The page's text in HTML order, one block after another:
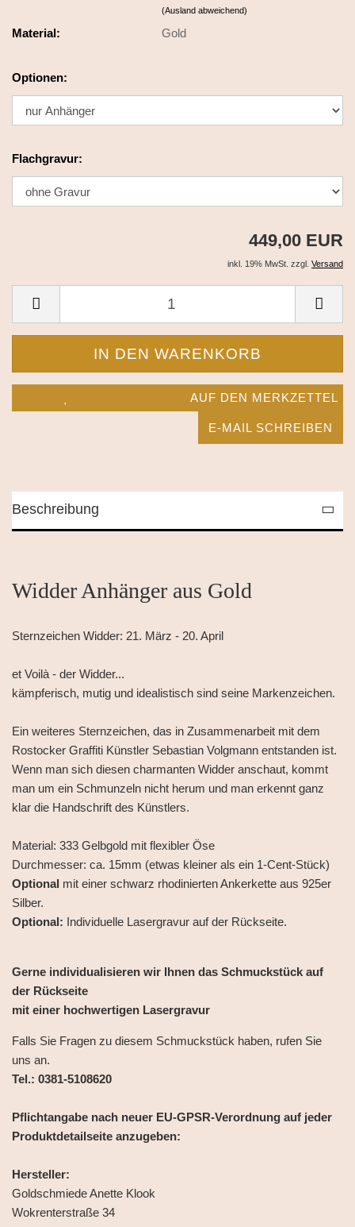
(Ausland abweichend)
Material: Gold
Optionen:
Flachgravur:
449,00 EUR
inkl. 19% MwSt. zzgl. Versand
AUF DEN MERKZETTEL
E-MAIL SCHREIBEN
Beschreibung
Widder Anhänger aus Gold
Sternzeichen Widder: 21. März - 20. April
et Voilà - der Widder...
kämpferisch, mutig und idealistisch sind seine Markenzeichen.
Ein weiteres Sternzeichen, das in Zusammenarbeit mit dem
Rostocker Graffiti Künstler Sebastian Volgmann entstanden ist.
Wenn man sich diesen charmanten Widder anschaut, kommt
man um ein Schmunzeln nicht herum und man erkennt ganz
klar die Handschrift des Künstlers.
Material: 333 Gelbgold mit flexibler Öse
Durchmesser: ca. 15mm (etwas kleiner als ein 1-Cent-Stück)
Optional mit einer schwarz rhodinierten Ankerkette aus 925er
Silber.
Optional: Individuelle Lasergravur auf der Rückseite.
Gerne individualisieren wir Ihnen das Schmuckstück auf
der Rückseite
mit einer hochwertigen Lasergravur
Falls Sie Fragen zu diesem Schmuckstück haben, rufen Sie
uns an.
Tel.: 0381-5108620
Pflichtangabe nach neuer EU-GPSR-Verordnung auf jeder
Produktdetailseite anzugeben:
Hersteller:
Goldschmiede Anette Klook
Wokrenterstraße 34